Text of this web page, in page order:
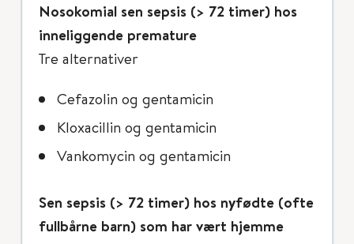
Nosokomial sen sepsis (> 72 timer) hos
inneliggende premature
Tre alternativer
Cefazolin og gentamicin
Kloxacillin og gentamicin
Vankomycin og gentamicin
Sen sepsis (> 72 timer) hos nyfødte (ofte
fullbårne barn) som har vært hjemme